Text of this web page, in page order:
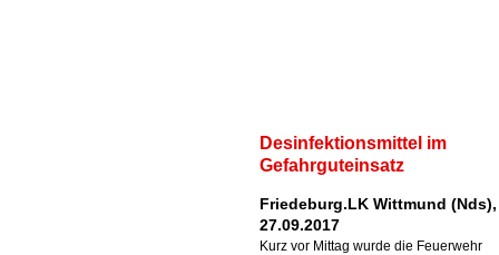
Desinfektionsmittel im
Gefahrguteinsatz
Friedeburg.LK Wittmund (Nds),
27.09.2017
Kurz vor Mittag wurde die Feuerwehr